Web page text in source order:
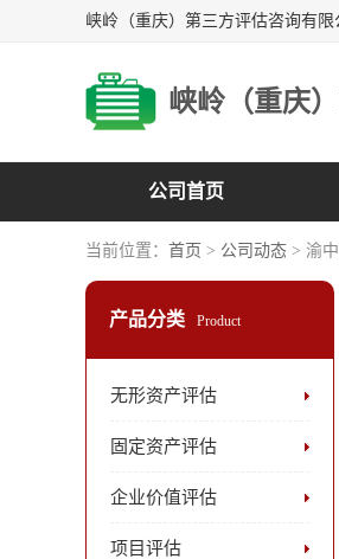
峡岭（重庆
公司首页
当前位置： 首页 > 公司动态 > 渝
产品分类 Product
无形资产评估
固定资产评估
企业价值评估
项目评估